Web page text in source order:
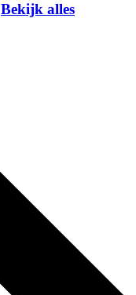
Bekijk alles